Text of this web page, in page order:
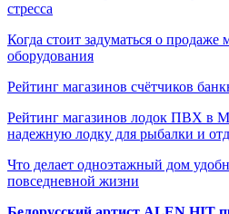
стресса
Когда стоит задуматься о продаже
оборудования
Рейтинг магазинов счётчиков
Рейтинг магазинов лодок ПВХ в
надежную лодку для рыбалки и
Что делает одноэтажный дом
повседневной жизни